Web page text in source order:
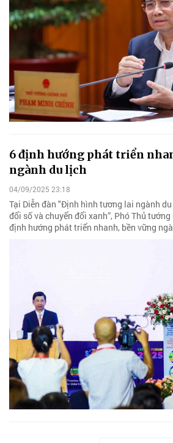
6 định hướng phát triển
ngành du lịch
04/09/2025 23:18
Tại Diễn đàn "Định hình tương lai ngành
đổi số và chuyển đổi xanh”, Phó Thủ
định hướng phát triển nhanh, bền vững